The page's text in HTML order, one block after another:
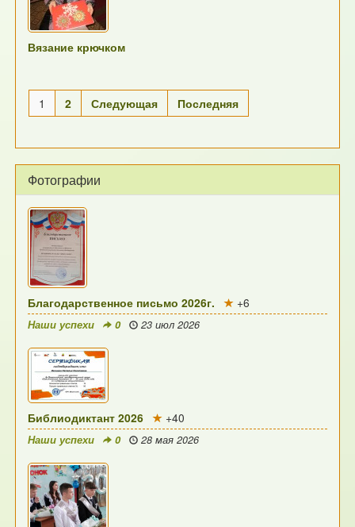
Вязание крючком
1 2 Следующая Последняя
Фотографии
Благодарственное письмо 2026г. +6
Наши успехи 0 23 июл 2026
Библиодиктант 2026 +40
Наши успехи 0 28 мая 2026